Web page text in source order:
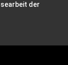
der